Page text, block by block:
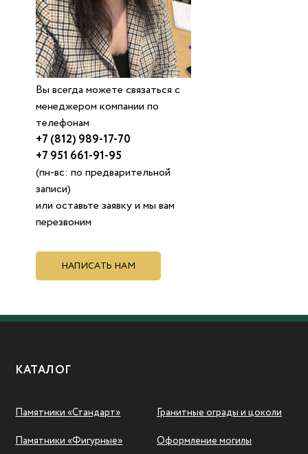
Вы всегда можете связаться с
менеджером компании по
телефонам
+7 (812) 989-17-70
+7 951 661-91-95
(пн-вс: по предварительной
записи)
или оставьте заявку и мы вам
перезвоним
НАПИСАТЬ НАМ
КАТАЛОГ
Памятники «Стандарт»
Памятники «Фигурные»
Гранитные ограды и цоколи
Оформление могилы